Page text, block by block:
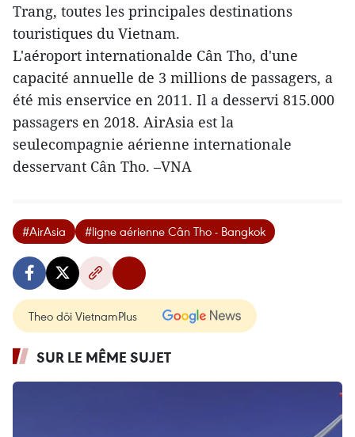
Trang, toutes les principales destinations
touristiques du Vietnam.
L'aéroport internationalde Cân Tho, d'une
capacité annuelle de 3 millions de passagers, a
été mis enservice en 2011. Il a desservi 815.000
passagers en 2018. AirAsia est la
seulecompagnie aérienne internationale
desservant Cân Tho. –VNA
#AirAsia #ligne aérienne Cân Tho - Bangkok
Theo dõi VietnamPlus
SUR LE MÊME SUJET